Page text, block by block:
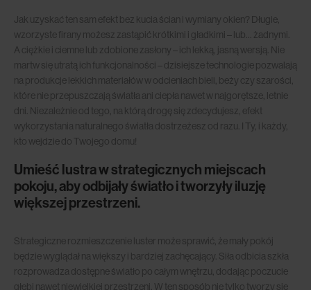
Jak uzyskać ten sam efekt bez kucia ścian i wymiany okien? Długie,
wzorzyste firany możesz zastąpić krótkimi i gładkimi – lub… żadnymi.
A ciężkie i ciemne lub zdobione zasłony – ich lekką, jasną wersją. Nie
martw się utratą ich funkcjonalności – dzisiejsze technologie pozwalają
na produkcje lekkich materiałów w odcieniach bieli, beży czy szarości,
które nie przepuszczają światła ani ciepła nawet w najgorętsze, letnie
dni. Niezależnie od tego, na którą drogę się zdecydujesz, efekt
wykorzystania naturalnego światła dostrzeżesz od razu. I Ty, i każdy,
kto wejdzie do Twojego domu!
Umieść lustra w strategicznych miejscach
pokoju, aby odbijały światło i tworzyły iluzję
większej przestrzeni.
Strategiczne rozmieszczenie luster może sprawić, że mały pokój
będzie wyglądał na większy i bardziej zachęcający. Siła odbicia szkła
rozprowadza dostępne światło po całym wnętrzu, dodając poczucie
głębi nawet niewielkiej przestrzeni. W ten sposób nie tylko tworzy się